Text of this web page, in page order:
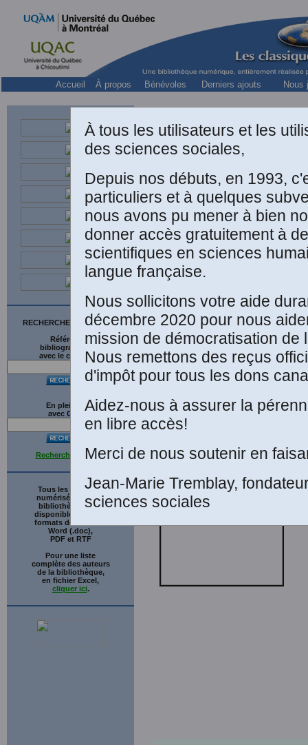
Accueil À propos Bénévoles Derniers ajouts Nous
RECHERCHE SUR LE SITE
Références
bibliographiques
avec le catalogue
En plein texte
avec G g e
Recherche avancée
Tous les ouvrages
numérisés de cette
bibliothèque sont
disponibles en trois
formats de fichiers :
Word (.doc),
PDF et RTF
Pour une liste
complète des auteurs
de la bibliothèque,
en fichier Excel,
cliquer ici.
Médecin et
À tous les utilisateurs et les
des sciences sociales,
Depuis nos débuts, en 1993,
particuliers et à quelques
nous avons pu mener à bien
donner accès gratuitement à
scientifiques en sciences
langue française.
Nous sollicitons votre aide
décembre 2020 pour nous
mission de démocratisation de
Nous remettons des reçus
d'impôt pour tous les dons
Aidez-nous à assurer la
en libre accès!
Merci de nous soutenir en
Jean-Marie Tremblay,
sciences sociales